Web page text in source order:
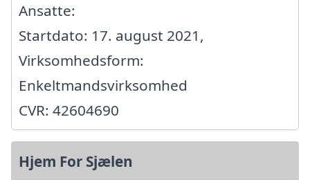
Ansatte:
Startdato: 17. august 2021,
Virksomhedsform:
Enkeltmandsvirksomhed
CVR: 42604690
Hjem For Sjælen